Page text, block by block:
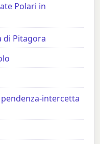
Polari in
di Pitagora
intercetta